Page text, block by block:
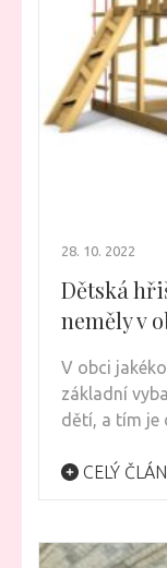
28. 10. 2022
Dětská
neměly v
V obci
základní
dětí, a tím je
CELÝ